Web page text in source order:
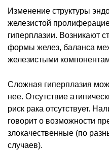
Изменение структуры
железистой
гиперплазии. Возникают
формы желез, баланса
железистыми
Сложная гиперплазия
нее. Отсутствие
риск рака отсутствует.
говорит о возможности
злокачественные (по
случаев).